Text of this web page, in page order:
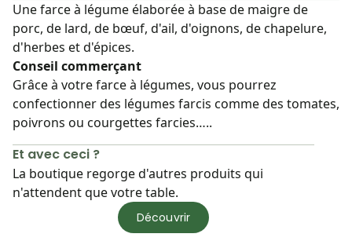
Une farce à légume élaborée à base de maigre de
porc, de lard, de bœuf, d'ail, d'oignons, de chapelure,
d'herbes et d'épices.
Conseil commerçant
Grâce à votre farce à légumes, vous pourrez
confectionner des légumes farcis comme des tomates,
poivrons ou courgettes farcies…..
Et avec ceci ?
La boutique regorge d'autres produits qui
n'attendent que votre table.
Découvrir